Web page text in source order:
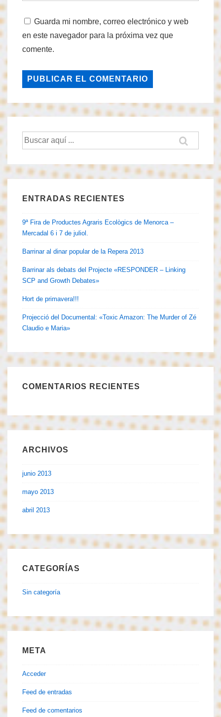
Guarda mi nombre, correo electrónico y web
en este navegador para la próxima vez que
comente.
Buscar
por:
ENTRADAS RECIENTES
9ª Fira de Productes Agraris Ecològics de Menorca –
Mercadal 6 i 7 de juliol.
Barrinar al dinar popular de la Repera 2013
Barrinar als debats del Projecte «RESPONDER – Linking
SCP and Growth Debates»
Hort de primavera!!!
Projecció del Documental: «Toxic Amazon: The Murder of Zé
Claudio e Maria»
COMENTARIOS RECIENTES
ARCHIVOS
junio 2013
mayo 2013
abril 2013
CATEGORÍAS
Sin categoría
META
Acceder
Feed de entradas
Feed de comentarios